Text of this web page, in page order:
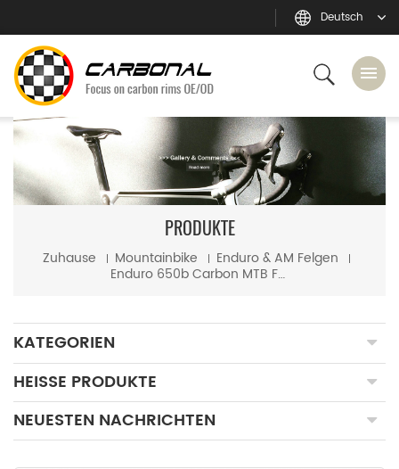
Deutsch
PRODUKTE
Zuhause Mountainbike Enduro & AM Felgen
Enduro 650b Carbon MTB Felge 42mm breit 25mm tief Hookless Tubeless Ready
KATEGORIEN
HEISSE PRODUKTE
NEUESTEN NACHRICHTEN